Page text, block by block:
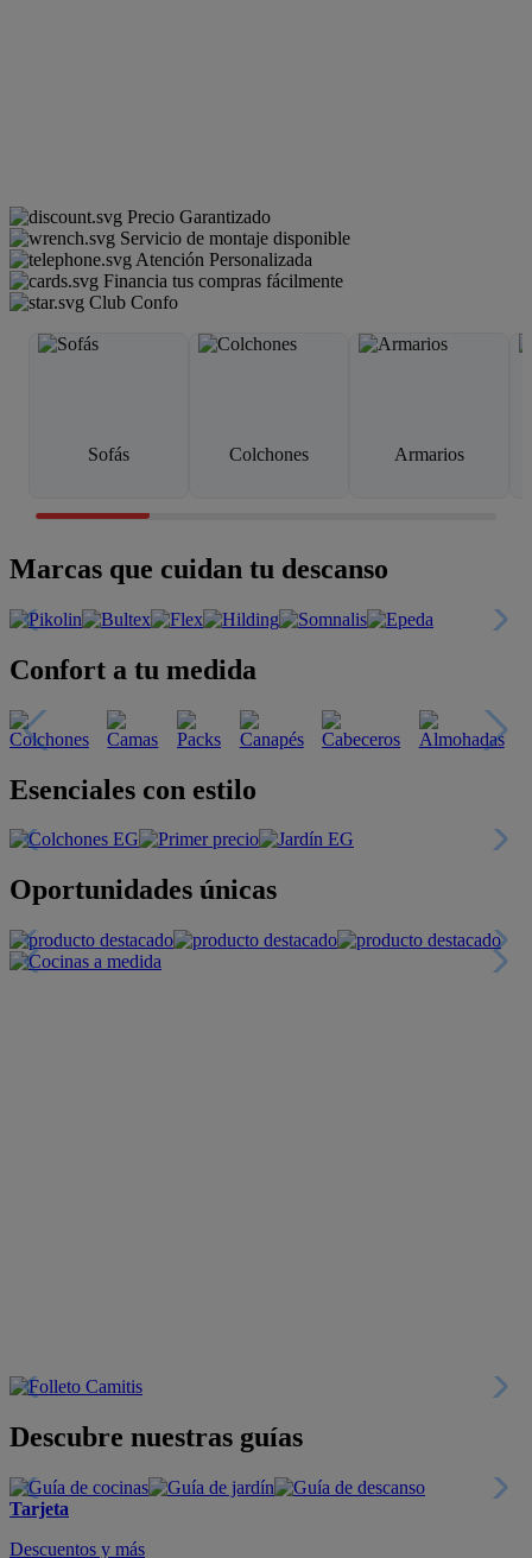
Precio Garantizado
Servicio de montaje disponible
Atención Personalizada
Financia tus compras fácilmente
Club Confo
Sofás Colchones Armarios
Marcas que cuidan tu descanso
Confort a tu medida
Esenciales con estilo
Oportunidades únicas
Descubre nuestras guías
Tarjeta
Descuentos y más